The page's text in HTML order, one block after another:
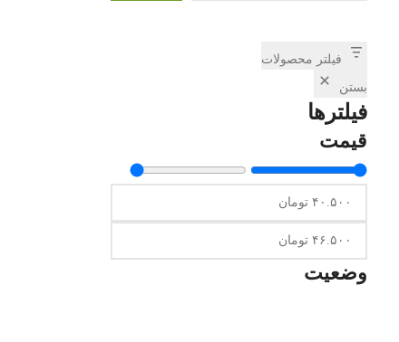
فیلتر محصولات
بستن
فیلترها
قیمت
وضعیت